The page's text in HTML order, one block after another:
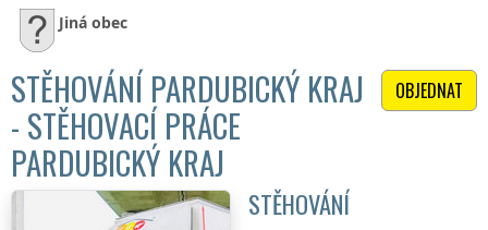
Jiná obec
OBJEDNAT
STĚHOVÁNÍ PARDUBICKÝ KRAJ
- STĚHOVACÍ PRÁCE
PARDUBICKÝ KRAJ
STĚHOVÁNÍ